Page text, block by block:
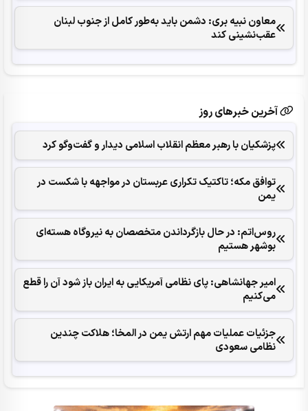
معاون نبیه بری: دشمن باید به‌طور کامل از جنوب لبنان
عقب‌نشینی کند
آخرین خبرهای روز
پزشکیان با رهبر معظم انقلاب اسلامی دیدار و گفت‌وگو کرد
توافق مکه؛ تاکتیک تکراری عربستان در مواجهه با شکست در
یمن
روس‌اتم: در حال بازگرداندن متخصصان به نیروگاه هسته‌ای
بوشهر هستیم
امیر جهانشاهی: پای نظامی آمریکایی به ایران باز شود آن را قطع
می‌کنیم
جزئیات عملیات مهم ارتش یمن در المخا؛ هلاکت چندین
نظامی سعودی